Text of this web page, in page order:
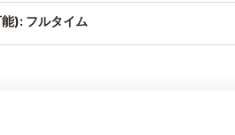
): フルタイム